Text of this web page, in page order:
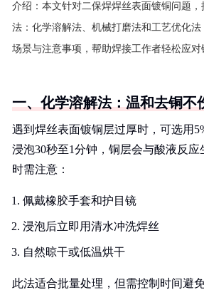
介绍： 本文针对二保焊焊丝表面镀铜问题
法：化学溶解法、机械打磨法和工艺优化
场景与注意事项，帮助焊接工作者轻松应对
一、化学溶解法：温和去铜不
遇到焊丝表面镀铜层过厚时，可选用
浸泡30秒至1分钟，铜层会与酸液反
时需注意：
佩戴橡胶手套和护目镜
浸泡后立即用清水冲洗焊丝
自然晾干或低温烘干
此法适合批量处理，但需控制时间避